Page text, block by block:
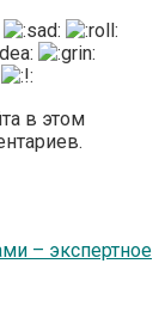
в этом
– экспертное